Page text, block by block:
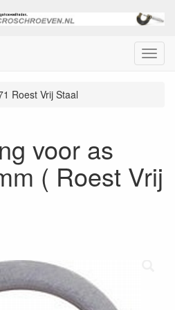
Menu
Roest Vrij Staal
voor as
( Roest Vrij